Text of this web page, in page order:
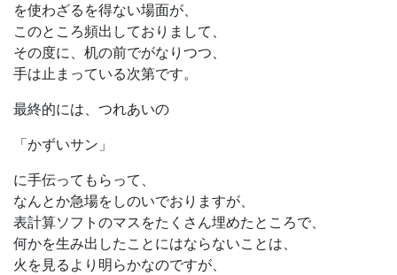
を使わざるを得ない場面が、
このところ頻出しておりまして、
その度に、机の前でがなりつつ、
手は止まっている次第です。
最終的には、つれあいの
「かずいサン」
に手伝ってもらって、
なんとか急場をしのいでおりますが、
表計算ソフトのマスをたくさん埋めたところで、
何かを生み出したことにはならないことは、
火を見るより明らかなのですが、